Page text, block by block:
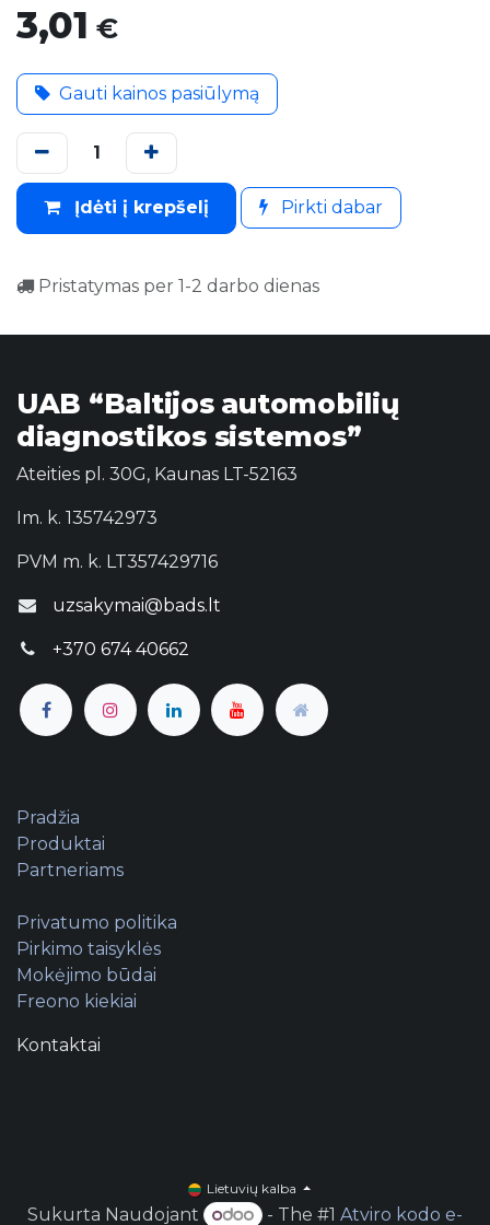
3,01 €
Gauti kainos pasiūlymą
Įdėti į krepšelį Pirkti dabar
Pristatymas per 1-2 darbo dienas
UAB “Baltijos automobilių
diagnostikos sistemos”
Ateities pl. 30G, Kaunas LT-52163
Im. k. 135742973
PVM m. k. LT357429716
uzsakymai@bads.lt
+370 674 40662
Pradžia
Produktai
Partneriams
Privatumo politika
Pirkimo taisyklės
Mokėjimo būdai
Freono kiekiai
Kontaktai
Lietuvių kalba
Sukurta Naudojant - The #1Atviro kodo e-